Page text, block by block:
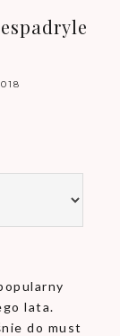
lata.
do must